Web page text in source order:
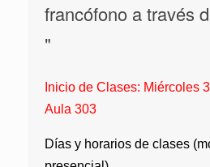
francófono a través
"
Inicio de Clases: Miércoles
Aula 303
Días y horarios de clases